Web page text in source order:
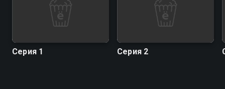
Серия 1 Серия 2